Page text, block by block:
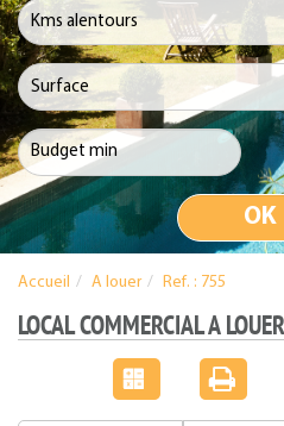
Kms alentours
Surface
Accueil A louer Ref. : 755
LOCAL COMMERCIAL A